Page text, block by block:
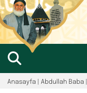
Anasayfa | Abdullah Baba |